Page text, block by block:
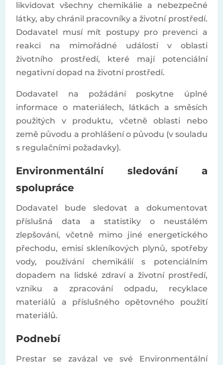
likvidovat všechny chemikálie a nebezpečné
látky, aby chránil pracovníky a životní prostředí.
Dodavatel musí mít postupy pro prevenci a
reakci na mimořádné události v oblasti
životního prostředí, které mají potenciální
negativní dopad na životní prostředí.
Dodavatel na požádání poskytne úplné
informace o materiálech, látkách a směsích
použitých v produktu, včetně oblasti nebo
země původu a prohlášení o původu (v souladu
s regulačními požadavky).
Environmentální sledování a
spolupráce
Dodavatel bude sledovat a dokumentovat
příslušná data a statistiky o neustálém
zlepšování, včetně mimo jiné energetického
přechodu, emisí skleníkových plynů, spotřeby
vody, používání chemikálií s potenciálním
dopadem na lidské zdraví a životní prostředí,
vzniku a zpracování odpadu, recyklace
materiálů a příslušného opětovného použití
materiálů.
Podnebí
Prestar se zavázal ve své Environmentální